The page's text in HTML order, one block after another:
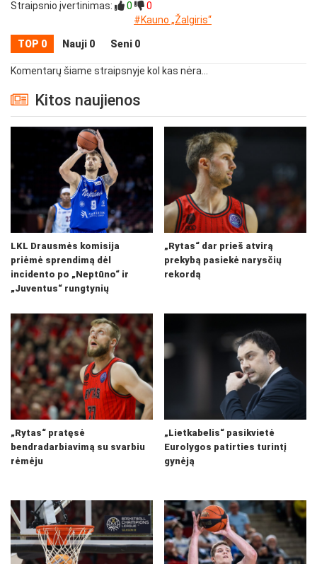
Straipsnio įvertinimas: 0
0
#Kauno „Žalgiris“
TOP 0 Nauji 0 Seni 0
Komentarų šiame straipsnyje kol kas nėra...
Kitos naujienos
LKL Drausmės komisija
priėmė sprendimą dėl
incidento po „Neptūno“ ir
„Juventus“ rungtynių
„Rytas“ dar prieš atvirą
prekybą pasiekė narysčių
rekordą
„Rytas“ pratęsė
bendradarbiavimą su svarbiu
rėmėju
„Lietkabelis“ pasikvietė
Eurolygos patirties turintį
gynėją